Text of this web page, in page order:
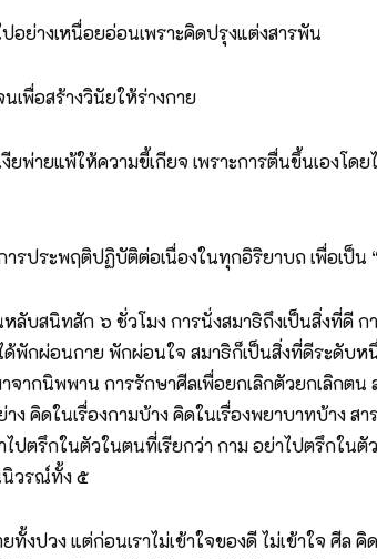
ย่างเหนื่อยอ่อนเพราะคิดปรุงแต่งสารพัน
เพื่อสร้างวินัยให้ร่างกาย
ยพ่ายแพ้ให้ความขี้เกียจ เพราะการตื่นขึ้นเอง
ประพฤติปฏิบัติต่อเนื่องในทุกอิริยาบถ เพื่อเป็น
บสนิทสัก ๖ ชั่วโมง การนั่งสมาธิถึงเป็นสิ่งที่ดี
พักผ่อนกาย พักผ่อนใจ สมาธิก็เป็นสิ่งที่ดีระดับห
จากนิพพาน การรักษาศีลเพื่อยกเลิกตัวยกเลิกต
ง คิดในเรื่องกามบ้าง คิดในเรื่องพยาบาทบ้าง
ตรึกในตัวในตนที่เรียกว่า กาม อย่าไปตรึกในตั
นิวรณ์ทั้ง ๕
ปวง แต่ก่อนเราไม่เข้าใจของดี ไม่เข้าใจ ศีล